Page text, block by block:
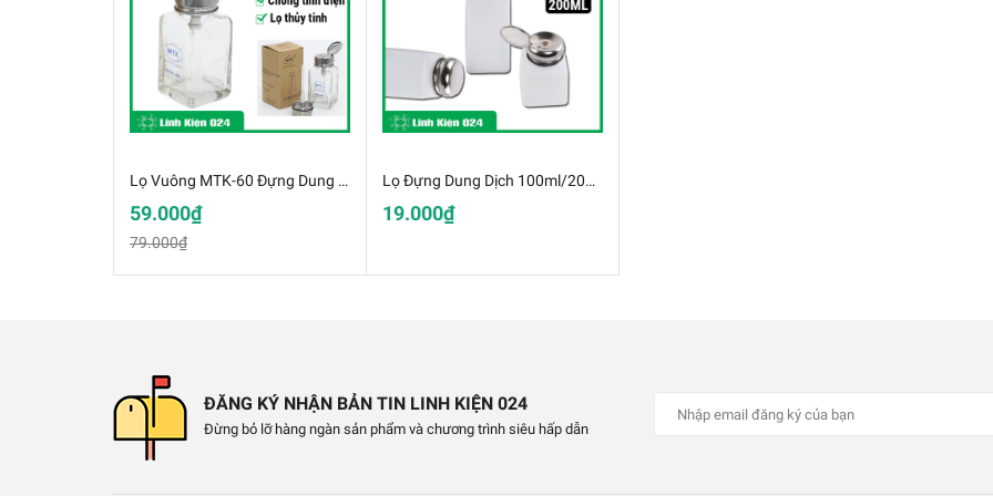
Lọ Vuông MTK-60 Đựng Dung Dịch 180ml Bằng Thủy Tinh Chống Tĩnh Điện
59.000₫
79.000₫
Lọ Đựng Dung Dịch 100ml/200ml
19.000₫
ĐĂNG KÝ NHẬN BẢN TIN LINH KIỆN 024
Đừng bỏ lỡ hàng ngàn sản phẩm và chương trình siêu hấp dẫn